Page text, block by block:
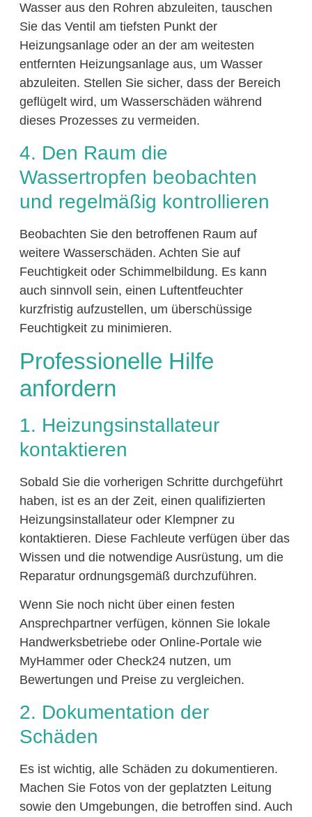
Wasser aus den Rohren abzuleiten, tauschen
Sie das Ventil am tiefsten Punkt der
Heizungsanlage oder an der am weitesten
entfernten Heizungsanlage aus, um Wasser
abzuleiten. Stellen Sie sicher, dass der Bereich
geflügelt wird, um Wasserschäden während
dieses Prozesses zu vermeiden.
4. Den Raum die
Wassertropfen beobachten
und regelmäßig kontrollieren
Beobachten Sie den betroffenen Raum auf
weitere Wasserschäden. Achten Sie auf
Feuchtigkeit oder Schimmelbildung. Es kann
auch sinnvoll sein, einen Luftentfeuchter
kurzfristig aufzustellen, um überschüssige
Feuchtigkeit zu minimieren.
Professionelle Hilfe
anfordern
1. Heizungsinstallateur
kontaktieren
Sobald Sie die vorherigen Schritte durchgeführt
haben, ist es an der Zeit, einen qualifizierten
Heizungsinstallateur oder Klempner zu
kontaktieren. Diese Fachleute verfügen über das
Wissen und die notwendige Ausrüstung, um die
Reparatur ordnungsgemäß durchzuführen.
Wenn Sie noch nicht über einen festen
Ansprechpartner verfügen, können Sie lokale
Handwerksbetriebe oder Online-Portale wie
MyHammer oder Check24 nutzen, um
Bewertungen und Preise zu vergleichen.
2. Dokumentation der
Schäden
Es ist wichtig, alle Schäden zu dokumentieren.
Machen Sie Fotos von der geplatzten Leitung
sowie den Umgebungen, die betroffen sind. Auch